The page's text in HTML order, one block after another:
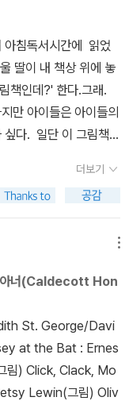
아침독서시간에 읽었
딸이 내 책상 위에 놓
책인데?' 한다.그래.
만 아이들은 아이들의
싶다. 일단 이 그림책은
기를 만들어 가야 한다.
같은 그림이지만 다
1교시 시작하기 전에
글자 없는 그림책을
고 찾아오라고 힌트
<도착>과 <수염 할아
했다.하루종일 흥분
었다.현장학습 통신문
내일 가면 다시 찬찬히
림책이라고 말이다.
더보기
너(Caldecott Hon
St. George/Davi
Mo
Lewin(그림) Oliv